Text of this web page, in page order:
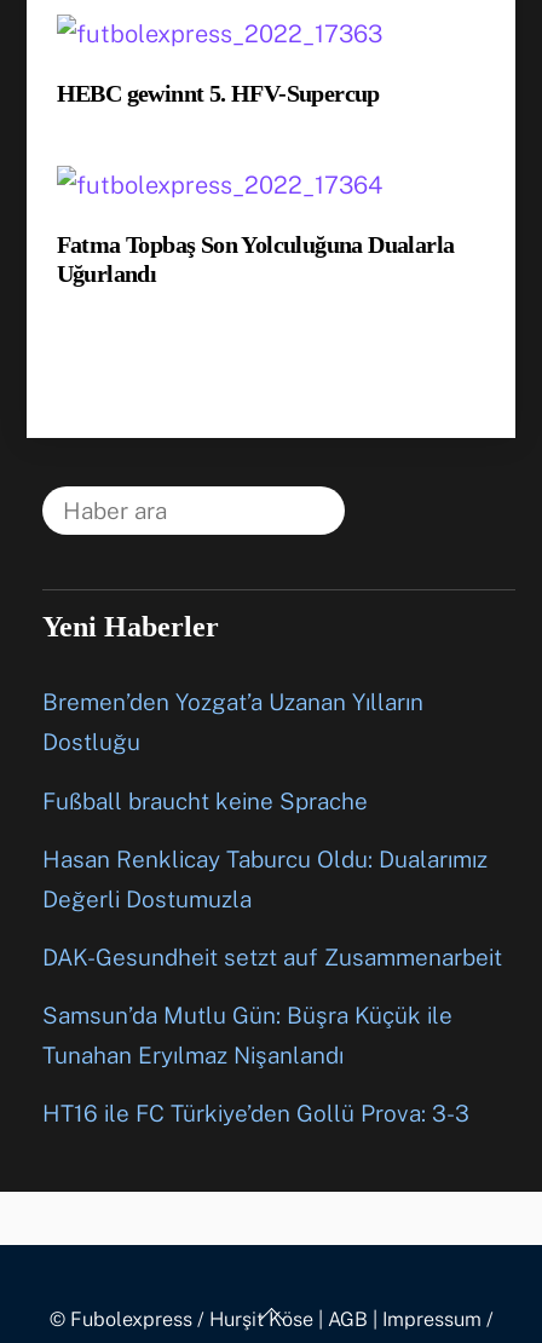
HEBC gewinnt 5. HFV-Supercup
Fatma Topbaş Son Yolculuğuna Dualarla
Uğurlandı
Yeni Haberler
Bremen’den Yozgat’a Uzanan Yılların
Dostluğu
Fußball braucht keine Sprache
Hasan Renklicay Taburcu Oldu: Dualarımız
Değerli Dostumuzla
DAK-Gesundheit setzt auf Zusammenarbeit
Samsun’da Mutlu Gün: Büşra Küçük ile
Tunahan Eryılmaz Nişanlandı
HT16 ile FC Türkiye’den Gollü Prova: 3-3
Back
© Fubolexpress / Hurşit Köse| AGB
Impressum /